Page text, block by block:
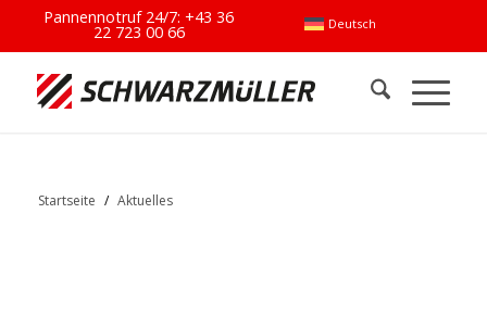
Deutsch
Pannennotruf 24/7:+43 36
22 723 00 66
Startseite / Aktuelles